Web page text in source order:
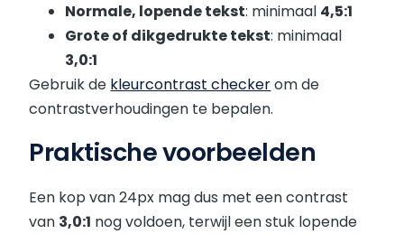
Normale, lopende tekst: minimaal 4,5:1
Grote of dikgedrukte tekst: minimaal
3,0:1
Gebruik de kleurcontrast checkerom de
contrastverhoudingen te bepalen.
Praktische voorbeelden
Een kop van 24px mag dus met een contrast
van 3,0:1 nog voldoen, terwijl een stuk lopende